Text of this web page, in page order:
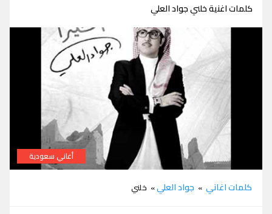
كلمات اغنية خلني جواد العلي
أغاني سعودية
كلمات اغاني » جواد العلي» خلني